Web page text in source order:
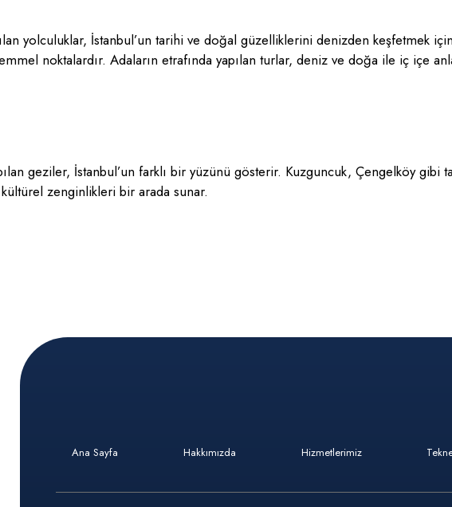
yolculuklar, İstanbul’un tarihi ve doğal güzelliklerini denizden keşfetmek
noktalardır. Adaların etrafında yapılan turlar, deniz ve doğa ile iç içe
geziler, İstanbul’un farklı bir yüzünü gösterir. Kuzguncuk, Çengelköy
zenginlikleri bir arada sunar.
Ana Sayfa Hakkımızda Hizmetlerimiz